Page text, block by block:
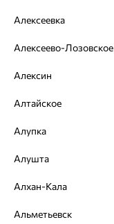
Описание
Вид изделия:
Металл:Золото
Цвет металла:
Страна
Доставка и оплата
Алексеевка
Алексеево-Лозовское
Алексин
Алтайское
Алупка
Алушта
Алхан-Кала
Альметьевск